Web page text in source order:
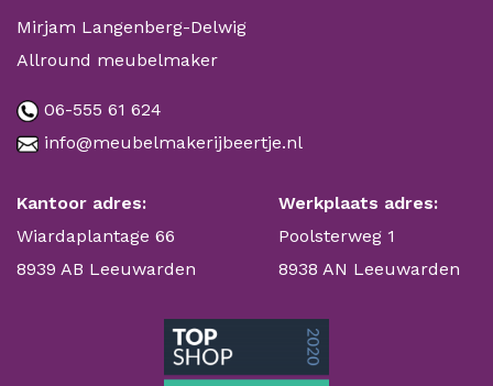
Mirjam Langenberg-Delwig
Allround meubelmaker
06-555 61 624
info@meubelmakerijbeertje.nl
Kantoor adres:
Wiardaplantage 66
8939 AB Leeuwarden
Werkplaats adres:
Poolsterweg 1
8938 AN Leeuwarden